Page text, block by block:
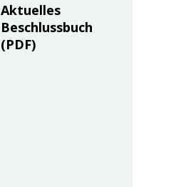
Aktuelles
Beschlussbuch
(PDF)